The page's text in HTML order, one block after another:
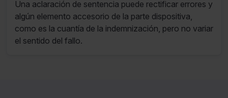
Una aclaración de sentencia puede rectificar errores y
algún elemento accesorio de la parte dispositiva,
como es la cuantía de la indemnización, pero no variar
el sentido del fallo.